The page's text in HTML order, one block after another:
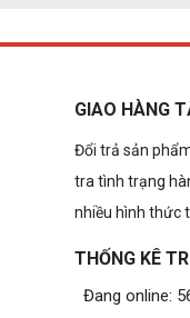
GIAO HÀNG
Đổi trả sản
tra tình trạng
nhiều hình thức
THỐNG KÊ
Đang online: